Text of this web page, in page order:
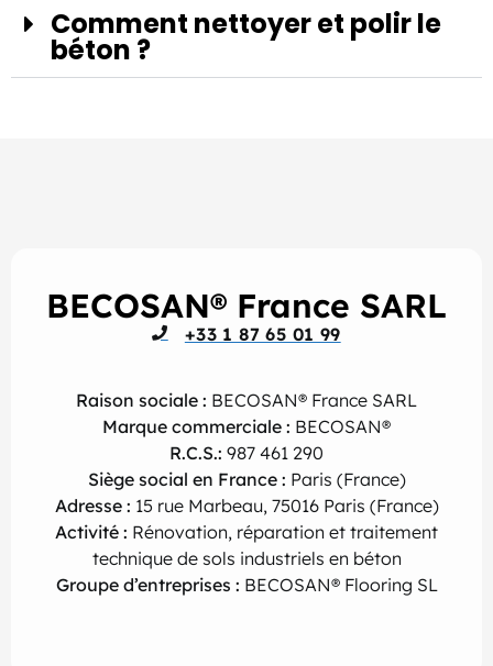
Comment nettoyer et polir le
béton ?
BECOSAN® France SARL
+33 1 87 65 01 99
Raison sociale : BECOSAN® France SARL
Marque commerciale : BECOSAN®
R.C.S.: 987 461 290
Siège social en France : Paris (France)
Adresse : 15 rue Marbeau, 75016 Paris (France)
Activité : Rénovation, réparation et traitement
technique de sols industriels en béton
Groupe d’entreprises : BECOSAN® Flooring SL